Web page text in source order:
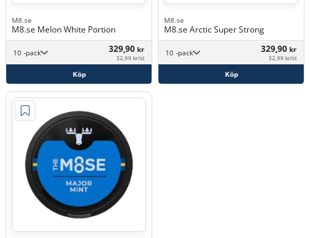
M8.se
M8.se Melon White Portion
10 -pack 329,90 kr
32,99 kr/st
Köp
M8.se
M8.se Arctic Super Strong
10 -pack 329,90 kr
32,99 kr/st
Köp